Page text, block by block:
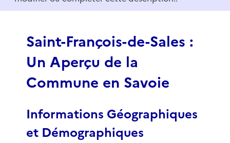
f
Saint-François-de-Sales :
Un Aperçu de la
Commune en Savoie
Informations Géographiques
et Démographiques